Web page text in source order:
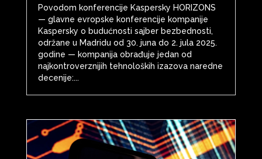
Povodom konferencije Kaspersky HORIZONS
— glavne evropske konferencije kompanije
Kaspersky o budućnosti sajber bezbednosti,
održane u Madridu od 30. juna do 2. jula 2025.
godine — kompanija obrađuje jedan od
najkontroverznijih tehnoloških izazova naredne
decenije:...